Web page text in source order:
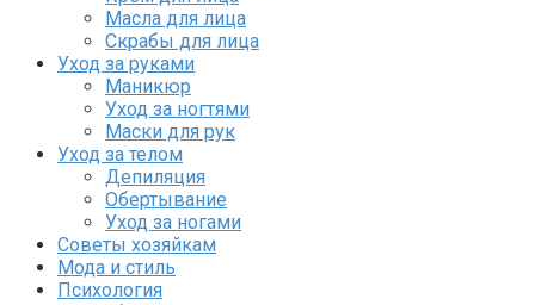
Масла для лица
Скрабы для лица
Уход за руками
Маникюр
Уход за ногтями
Маски для рук
Уход за телом
Депиляция
Обертывание
Уход за ногами
Советы хозяйкам
Мода и стиль
Психология